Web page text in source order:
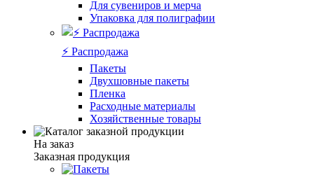
Для сувениров и мерча
Упаковка для полиграфии
⚡️ Распродажа
Пакеты
Двухшовные пакеты
Пленка
Расходные материалы
Хозяйственные товары
На заказ
Заказная продукция